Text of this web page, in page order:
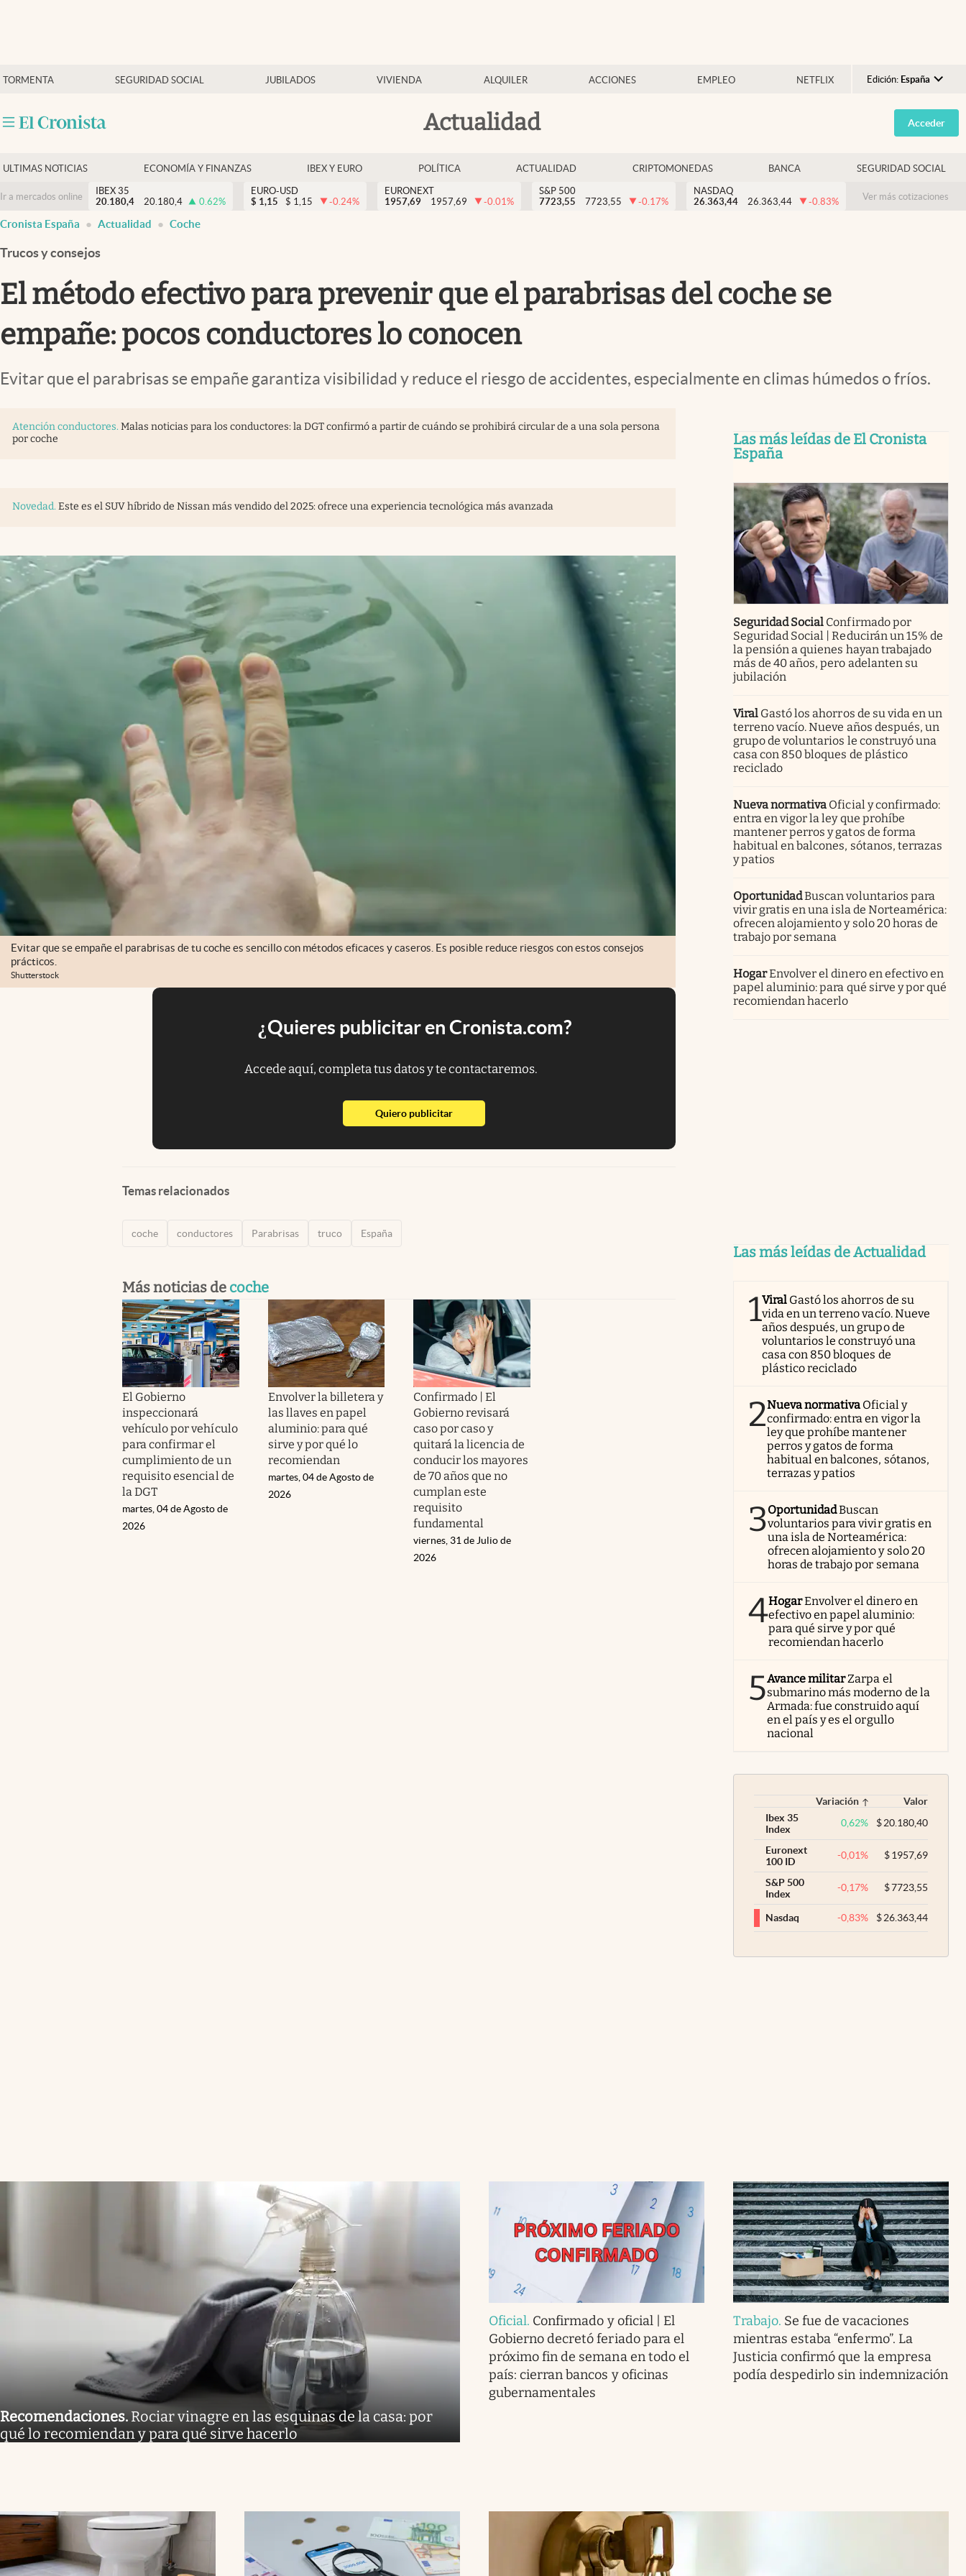
TORMENTA SEGURIDAD SOCIAL JUBILADOS VIVIENDA ALQUILER ACCIONES EMPLEO NETFLIX Edición: España
Argentina
España
USA
Colombia
Actualidad
Economía y finanzas
Criptomonedas
Acceder
ULTIMAS NOTICIAS ECONOMÍA Y FINANZAS IBEX Y EURO POLÍTICA ACTUALIDAD CRIPTOMONEDAS BANCA SEGURIDAD SOCIAL
Ir a mercados online
IBEX 35
20.180,4
20.180,4 0.62%
EURO-USD
$ 1,15 $ 1,15 -0.24%
EURONEXT
1957,69
1957,69 -0.01%
S&P 500
7723,55
7723,55 -0.17%
NASDAQ
26.363,44
26.363,44 -0.83% Ver más cotizaciones
Cronista España Actualidad Coche
Trucos y consejos
El método efectivo para prevenir que el parabrisas del coche se
empañe: pocos conductores lo conocen
Evitar que el parabrisas se empañe garantiza visibilidad y reduce el riesgo de accidentes, especialmente en climas húmedos o fríos.
Atención conductores. Malas noticias para los conductores: la DGT confirmó a partir de cuándo se prohibirá circular de a una sola persona
por coche
Novedad. Este es el SUV híbrido de Nissan más vendido del 2025: ofrece una experiencia tecnológica más avanzada
Evitar que se empañe el parabrisas de tu coche es sencillo con métodos eficaces y caseros. Es posible reduce riesgos con estos consejos
prácticos.
Shutterstock
¿Quieres publicitar en Cronista.com?
Accede aquí, completa tus datos y te contactaremos.
Quiero publicitarabre en nueva pestaña
Temas relacionados
coche conductores Parabrisas truco España
Más noticias de coche
El Gobierno
inspeccionará
vehículo por vehículo
para confirmar el
cumplimiento de un
requisito esencial de
la DGT
martes, 04 de Agosto de
2026
Envolver la billetera y
las llaves en papel
aluminio: para qué
sirve y por qué lo
recomiendan
martes, 04 de Agosto de
2026
Confirmado | El
Gobierno revisará
caso por caso y
quitará la licencia de
conducir los mayores
de 70 años que no
cumplan este
requisito
fundamental
viernes, 31 de Julio de
2026
Las más leídas de El Cronista
España
Seguridad Social Confirmado por
Seguridad Social | Reducirán un 15% de
la pensión a quienes hayan trabajado
más de 40 años, pero adelanten su
jubilación
Viral Gastó los ahorros de su vida en un
terreno vacío. Nueve años después, un
grupo de voluntarios le construyó una
casa con 850 bloques de plástico
reciclado
Nueva normativa Oficial y confirmado:
entra en vigor la ley que prohíbe
mantener perros y gatos de forma
habitual en balcones, sótanos, terrazas
y patios
OportunidadBuscan voluntarios para
vivir gratis en una isla de Norteamérica:
ofrecen alojamiento y solo 20 horas de
trabajo por semana
HogarEnvolver el dinero en efectivo en
papel aluminio: para qué sirve y por qué
recomiendan hacerlo
Las más leídas de Actualidad
1Viral Gastó los ahorros de su
vida en un terreno vacío. Nueve
años después, un grupo de
voluntarios le construyó una
casa con 850 bloques de
plástico reciclado
2Nueva normativa Oficial y
confirmado: entra en vigor la
ley que prohíbe mantener
perros y gatos de forma
habitual en balcones, sótanos,
terrazas y patios
3OportunidadBuscan
voluntarios para vivir gratis en
una isla de Norteamérica:
ofrecen alojamiento y solo 20
horas de trabajo por semana
4HogarEnvolver el dinero en
efectivo en papel aluminio:
para qué sirve y por qué
recomiendan hacerlo
5Avance militarZarpa el
submarino más moderno de la
Armada: fue construido aquí
en el país y es el orgullo
nacional
Variación
Valor
Ibex 35
Index
0,62% $20.180,40
Euronext
100 ID
-0,01% $1957,69
S&P 500
Index
-0,17% $7723,55
Nasdaq -0,83% $26.363,44
Recomendaciones. Rociar vinagre en las esquinas de la casa: por
qué lo recomiendan y para qué sirve hacerlo
Oficial. Confirmado y oficial | El
Gobierno decretó feriado para el
próximo fin de semana en todo el
país: cierran bancos y oficinas
gubernamentales
Trabajo. Se fue de vacaciones
mientras estaba “enfermo”. La
Justicia confirmó que la empresa
podía despedirlo sin indemnización